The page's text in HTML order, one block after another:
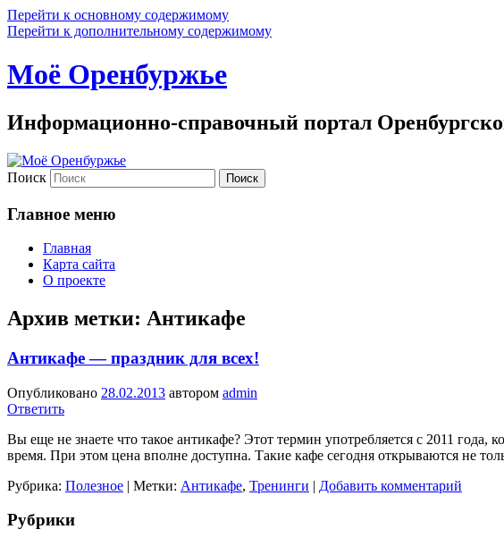
Перейти к основному содержимому
Перейти к дополнительному содержимому
Моё Оренбуржье
Информационно-справочный портал
Поиск
Главное меню
Главная
Карта сайта
О проекте
Архив метки: Антикафе
Антикафе — праздник для всех!
Опубликовано 28.02.2013 автором admin
Ответить
Вы еще не знаете что такое антикафе? Этот термин употребляется с 2011 года,
время. При этом цена вполне доступна. Такие кафе сегодня открываются не
Рубрика: Полезное | Метки: Антикафе, Тренинги | Добавить комментарий
Рубрики